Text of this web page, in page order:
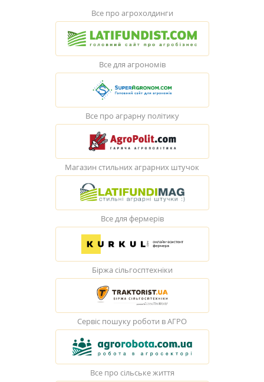
Все про агрохолдинги
Все для агрономів
Все про аграрну політику
Магазин стильних аграрних штучок
Все для фермерів
Біржа сільгосптехніки
Сервіс пошуку роботи в АГРО
Все про сільське життя